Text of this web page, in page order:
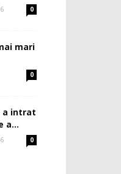
0
mari
0
a intrat
a...
0